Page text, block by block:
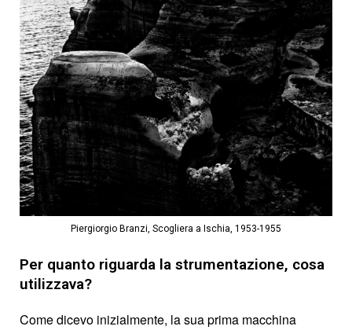
Piergiorgio Branzi, Scogliera a Ischia, 1953-1955
Per quanto riguarda la strumentazione, cosa
utilizzava?
Come dicevo inizialmente, la sua prima macchina